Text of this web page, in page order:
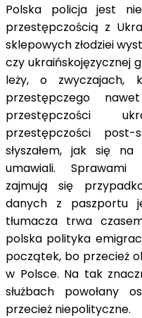
Polska policja jest
przestępczością z
sklepowych złodziei
czy ukraińskojęzycznej
leży, o zwyczajach,
przestępczego
przestępczości
przestępczości post-
słyszałem, jak się
umawiali. Sprawami
zajmują się
danych z paszportu
tłumacza trwa
polska polityka
początek, bo przecież
w Polsce. Na tak
służbach powołany
przecież niepolityczne.